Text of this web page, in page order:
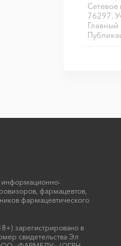
76297.
информационно-
фармацевтов,
фармацевтического
зарегистрировано в
свидетельства Эл